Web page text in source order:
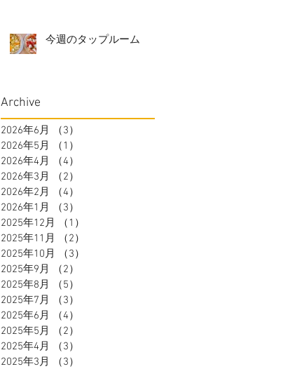
今週のタップルーム
Archive
2026年6月 （3）
2026年5月
（1）
2026年4月
（4）
2026年3月
（2）
2026年2月
（4）
2026年1月
（3）
2025年12月
（1）
2025年11月
（2）
2025年10月
（3）
2025年9月
（2）
2025年8月
（5）
2025年7月
（3）
2025年6月
（4）
2025年5月
（2）
2025年4月
（3）
2025年3月
（3）